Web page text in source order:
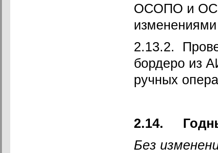
ОСОПО и
2.13.2.
бордеро из
ручных
2.14.
Без